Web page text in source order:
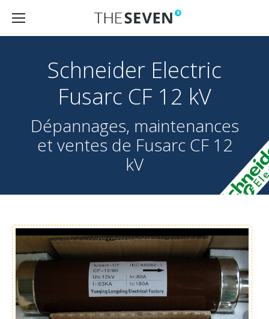
Schneider Electric
Fusarc CF 12 kV
Dépannages, maintenances
et ventes de Fusarc CF 12
kV